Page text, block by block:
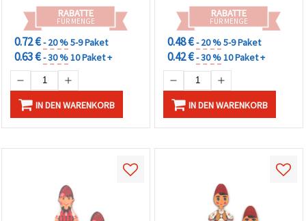
RABATTE
FÜR MENGE
0.72 €- 20 %5-9 Paket
0.63 €- 30 %10 Paket +
IN DEN WARENKORB
RABATTE
FÜR MENGE
0.48 €- 20 %5-9 Paket
0.42 €- 30 %10 Paket +
IN DEN WARENKORB